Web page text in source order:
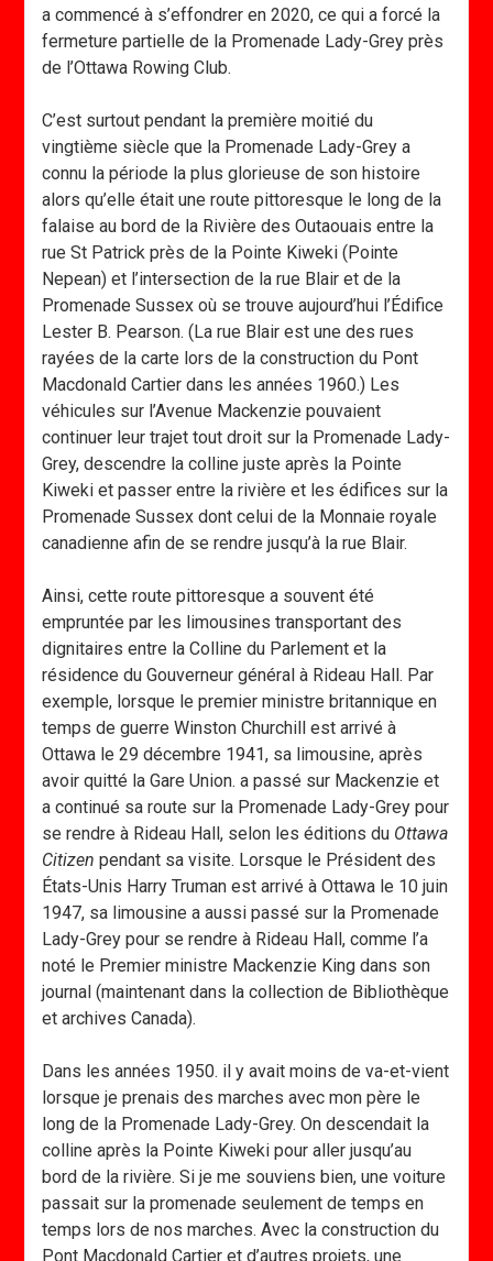
a commencé à s’effondrer en 2020, ce qui a forcé la
fermeture partielle de la Promenade Lady-Grey près
de l’Ottawa Rowing Club.
C’est surtout pendant la première moitié du
vingtième siècle que la Promenade Lady-Grey a
connu la période la plus glorieuse de son histoire
alors qu’elle était une route pittoresque le long de la
falaise au bord de la Rivière des Outaouais entre la
rue St Patrick près de la Pointe Kiweki (Pointe
Nepean) et l’intersection de la rue Blair et de la
Promenade Sussex où se trouve aujourd’hui l’Édifice
Lester B. Pearson. (La rue Blair est une des rues
rayées de la carte lors de la construction du Pont
Macdonald Cartier dans les années 1960.) Les
véhicules sur l’Avenue Mackenzie pouvaient
continuer leur trajet tout droit sur la Promenade Lady-
Grey, descendre la colline juste après la Pointe
Kiweki et passer entre la rivière et les édifices sur la
Promenade Sussex dont celui de la Monnaie royale
canadienne afin de se rendre jusqu’à la rue Blair.
Ainsi, cette route pittoresque a souvent été
empruntée par les limousines transportant des
dignitaires entre la Colline du Parlement et la
résidence du Gouverneur général à Rideau Hall. Par
exemple, lorsque le premier ministre britannique en
temps de guerre Winston Churchill est arrivé à
Ottawa le 29 décembre 1941, sa limousine, après
avoir quitté la Gare Union. a passé sur Mackenzie et
a continué sa route sur la Promenade Lady-Grey pour
se rendre à Rideau Hall, selon les éditions du Ottawa
Citizenpendant sa visite. Lorsque le Président des
États-Unis Harry Truman est arrivé à Ottawa le 10 juin
1947, sa limousine a aussi passé sur la Promenade
Lady-Grey pour se rendre à Rideau Hall, comme l’a
noté le Premier ministre Mackenzie King dans son
journal (maintenant dans la collection de Bibliothèque
et archives Canada).
Dans les années 1950. il y avait moins de va-et-vient
lorsque je prenais des marches avec mon père le
long de la Promenade Lady-Grey. On descendait la
colline après la Pointe Kiweki pour aller jusqu’au
bord de la rivière. Si je me souviens bien, une voiture
passait sur la promenade seulement de temps en
temps lors de nos marches. Avec la construction du
Pont Macdonald Cartier et d’autres projets, une